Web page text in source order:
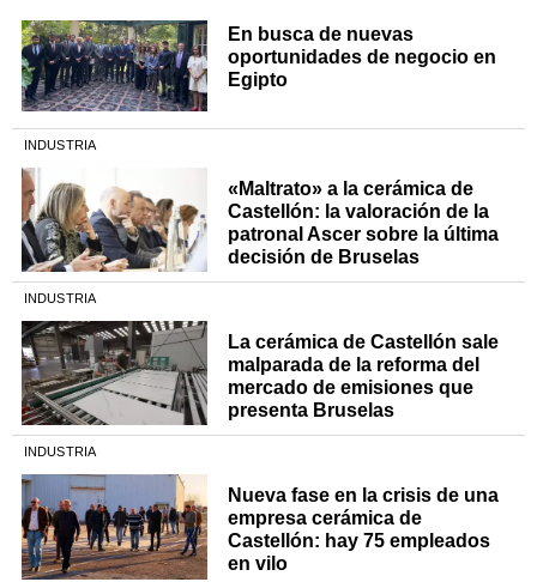
En busca de nuevas
oportunidades de negocio en
Egipto
INDUSTRIA
«Maltrato» a la cerámica de
Castellón: la valoración de la
patronal Ascer sobre la última
decisión de Bruselas
INDUSTRIA
La cerámica de Castellón sale
malparada de la reforma del
mercado de emisiones que
presenta Bruselas
INDUSTRIA
Nueva fase en la crisis de una
empresa cerámica de
Castellón: hay 75 empleados
en vilo